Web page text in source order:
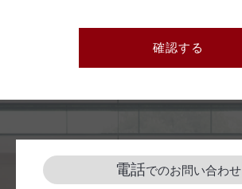
確認する
電話でのお問い合わせ